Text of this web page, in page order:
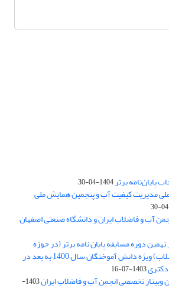
پایان‌نامه برتر1404-04-30
مدیریت کیفیت آب و پنجمین همایش ملی
آب و فاضلاب ایران و دانشگاه صنعتی اصفهان
دوره مسابقه پایان نامه برتر (در حوزه
علوم و مهندسی آب و فاضلاب) ویژه دانش آموختگان سال 1400 به بعد در
1403-07-16
وبینار تخصصی انجمن آب و فاضلاب ایران
1403-